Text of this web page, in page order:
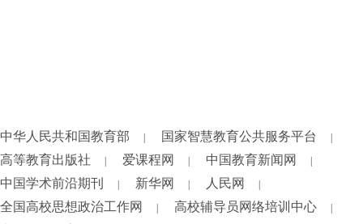
中华人民共和国教育部 国家智慧教育公共服务平台
高等教育出版社 爱课程网 中国教育新闻网
中国学术前沿期刊 新华网 人民网
全国高校思想政治工作网 高校辅导员网络培训中心